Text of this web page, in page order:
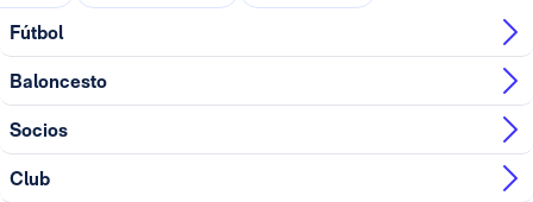
Fútbol
Baloncesto
Socios
Club